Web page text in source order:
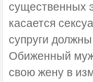
существенных
касается
супруги
Обиженный
свою жену в